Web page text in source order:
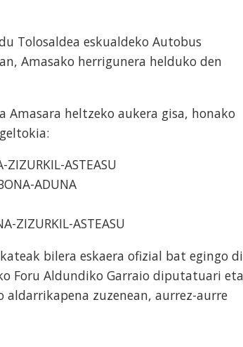
Tolosaldea eskualdeko Autobus
Amasako herrigunera helduko den
heltzeko aukera gisa, honako
ZIZURKIL-ASTEASU
ADUNA
ZIZURKIL-ASTEASU
bilera eskaera ofizial bat egingo
Foru Aldundiko Garraio diputatuari eta
zuzenean, aurrez-aurre